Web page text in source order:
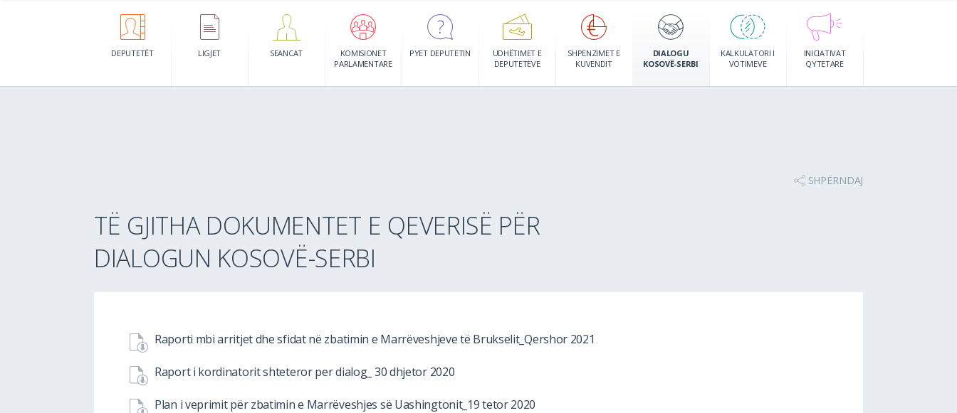
DEPUTETËT LIGJET SEANCAT
KOMISIONET
PARLAMENTARE
PYET DEPUTETIN
UDHËTIMET E
DEPUTETËVE
SHPENZIMET E
KUVENDIT
DIALOGU
KOSOVË-SERBI
KALKULATORI I
VOTIMEVE
INICIATIVAT
QYTETARE
SHPËRNDAJ
TË GJITHA DOKUMENTET E QEVERISË PËR
DIALOGUN KOSOVË-SERBI
Raporti mbi arritjet dhe sfidat në zbatimin e Marrëveshjeve të Brukselit_Qershor 2021
Raport i kordinatorit shteteror per dialog_ 30 dhjetor 2020
Plan i veprimit për zbatimin e Marrëveshjes së Uashingtonit_19 tetor 2020